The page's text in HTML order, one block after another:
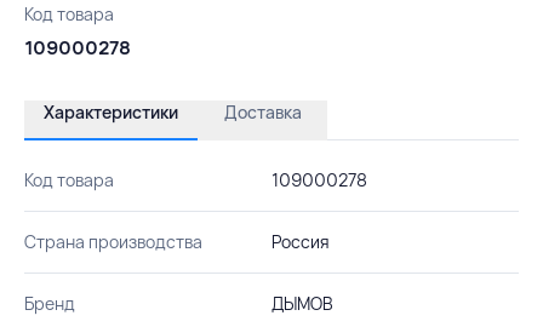
Код товара
109000278
Характеристики Доставка
Код товара 109000278
Страна производства Россия
Бренд ДЫМОВ